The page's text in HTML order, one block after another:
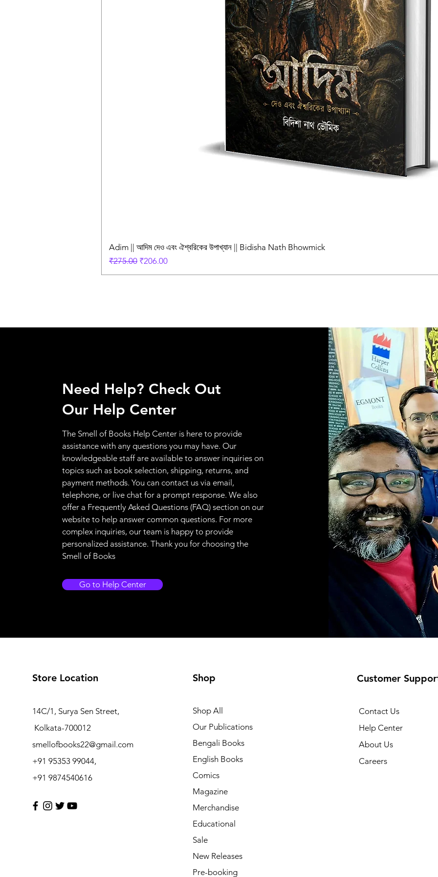
Adim || আদিম দেও এবং ঐশ্বরিকের উপাখ্যান || Bidisha Nath Bhowmick
Regular Price
₹275.00 Sale Price
₹206.00
Need Help? Check Out
Our Help Center
The Smell of Books Help Center is here to provide
assistance with any questions you may have. Our
knowledgeable staff are available to answer inquiries on
topics such as book selection, shipping, returns, and
payment methods. You can contact us via email,
telephone, or live chat for a prompt response. We also
offer a Frequently Asked Questions (FAQ) section on our
website to help answer common questions. For more
complex inquiries, our team is happy to provide
personalized assistance. Thank you for choosing the
Smell of Books
Go to Help Center
Store Location
14C/1, Surya Sen Street,
Kolkata-700012
smellofbooks22@gmail.com
+91 95353 99044,
+91 9874540616
Shop
Shop All
Our Publications
Bengali Books
English Books
Comics
Magazine
Merchandise
Educational
Sale
New Releases
Pre-booking
Customer
Contact Us
Help Center
About Us
Careers